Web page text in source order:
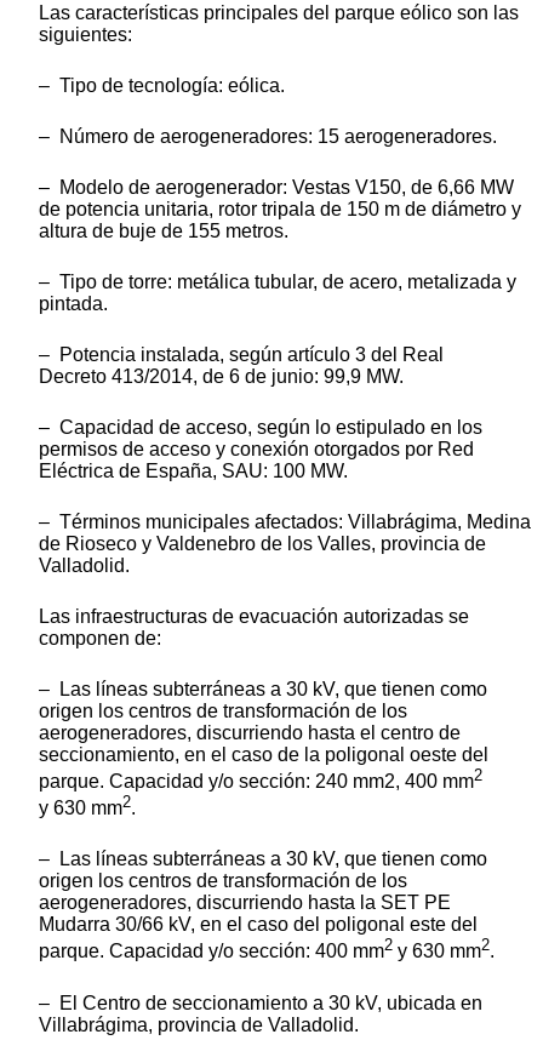
Las características principales del parque eólico son las
siguientes:
– Tipo de tecnología: eólica.
– Número de aerogeneradores: 15 aerogeneradores.
– Modelo de aerogenerador: Vestas V150, de 6,66 MW
de potencia unitaria, rotor tripala de 150 m de diámetro y
altura de buje de 155 metros.
– Tipo de torre: metálica tubular, de acero, metalizada y
pintada.
– Potencia instalada, según artículo 3 del Real
Decreto 413/2014, de 6 de junio: 99,9 MW.
– Capacidad de acceso, según lo estipulado en los
permisos de acceso y conexión otorgados por Red
Eléctrica de España, SAU: 100 MW.
– Términos municipales afectados: Villabrágima, Medina
de Rioseco y Valdenebro de los Valles, provincia de
Valladolid.
Las infraestructuras de evacuación autorizadas se
componen de:
– Las líneas subterráneas a 30 kV, que tienen como
origen los centros de transformación de los
aerogeneradores, discurriendo hasta el centro de
seccionamiento, en el caso de la poligonal oeste del
parque. Capacidad y/o sección: 240 mm2, 400 mm2
y 630 mm2.
– Las líneas subterráneas a 30 kV, que tienen como
origen los centros de transformación de los
aerogeneradores, discurriendo hasta la SET PE
Mudarra 30/66 kV, en el caso del poligonal este del
parque. Capacidad y/o sección: 400 mm2 y 630 mm2.
– El Centro de seccionamiento a 30 kV, ubicada en
Villabrágima, provincia de Valladolid.